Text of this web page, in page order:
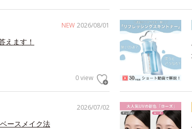
NEW 2026/08/01
えます！
0 view
2026/07/02
ースメイク法